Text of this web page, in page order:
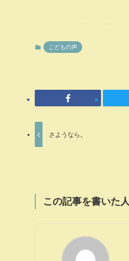
こどもの声
さようなら。
この記事を書いた人